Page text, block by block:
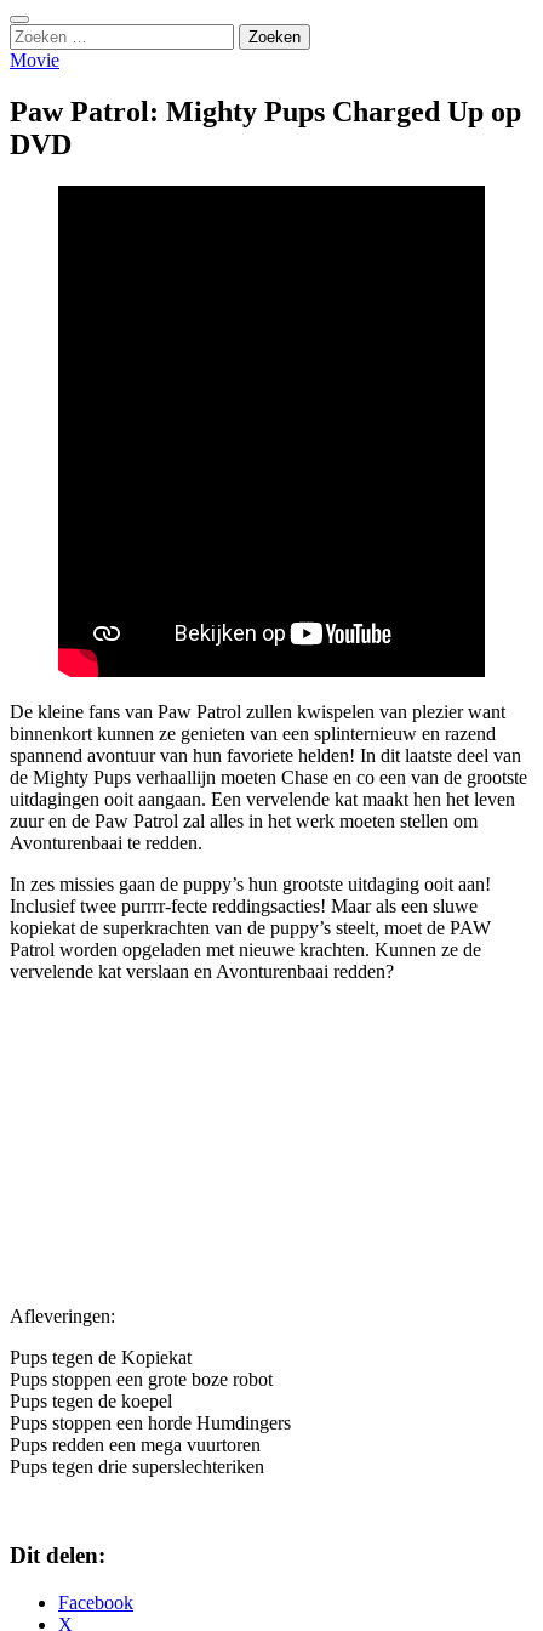
Zoeken
Zoeken
naar:
Movie
Paw Patrol: Mighty Pups Charged Up op
DVD
De kleine fans van Paw Patrol zullen kwispelen van plezier want
binnenkort kunnen ze genieten van een splinternieuw en razend
spannend avontuur van hun favoriete helden! In dit laatste deel van
de Mighty Pups verhaallijn moeten Chase en co een van de grootste
uitdagingen ooit aangaan. Een vervelende kat maakt hen het leven
zuur en de Paw Patrol zal alles in het werk moeten stellen om
Avonturenbaai te redden.
In zes missies gaan de puppy’s hun grootste uitdaging ooit aan!
Inclusief twee purrrr-fecte reddingsacties! Maar als een sluwe
kopiekat de superkrachten van de puppy’s steelt, moet de PAW
Patrol worden opgeladen met nieuwe krachten. Kunnen ze de
vervelende kat verslaan en Avonturenbaai redden?
Afleveringen:
Pups tegen de Kopiekat
Pups stoppen een grote boze robot
Pups tegen de koepel
Pups stoppen een horde Humdingers
Pups redden een mega vuurtoren
Pups tegen drie superslechteriken
Dit delen:
Facebook
X